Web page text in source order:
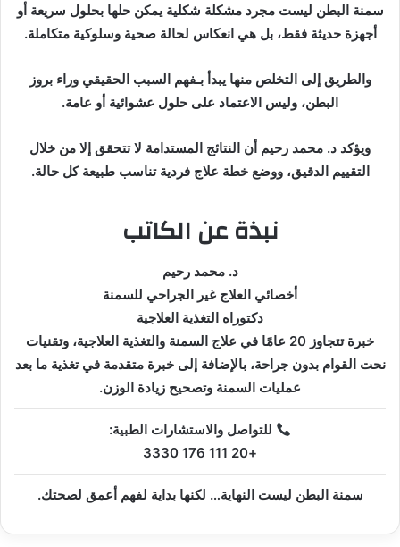
سمنة البطن ليست مجرد مشكلة شكلية يمكن حلها بحلول سريعة أو
أجهزة حديثة فقط، بل هي انعكاس لحالة صحية وسلوكية متكاملة.
والطريق إلى التخلص منها يبدأ بـفهم السبب الحقيقي وراء بروز
البطن، وليس الاعتماد على حلول عشوائية أو عامة.
ويؤكد د. محمد رحيم أن النتائج المستدامة لا تتحقق إلا من خلال
التقييم الدقيق، ووضع خطة علاج فردية تناسب طبيعة كل حالة.
نبذة عن الكاتب
د. محمد رحيم
أخصائي العلاج غير الجراحي للسمنة
دكتوراه التغذية العلاجية
خبرة تتجاوز 20 عامًا في علاج السمنة والتغذية العلاجية، وتقنيات
نحت القوام بدون جراحة، بالإضافة إلى خبرة متقدمة في تغذية ما بعد
عمليات السمنة وتصحيح زيادة الوزن.
للتواصل والاستشارات الطبية:
+20 111 176 3330
سمنة البطن ليست النهاية… لكنها بداية لفهم أعمق لصحتك.